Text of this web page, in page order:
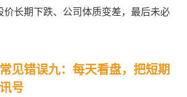
价长期下跌、公司体质变差，最后未必
见错误九：每天看盘，把短期
号